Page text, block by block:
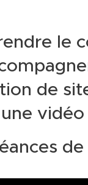
le
de